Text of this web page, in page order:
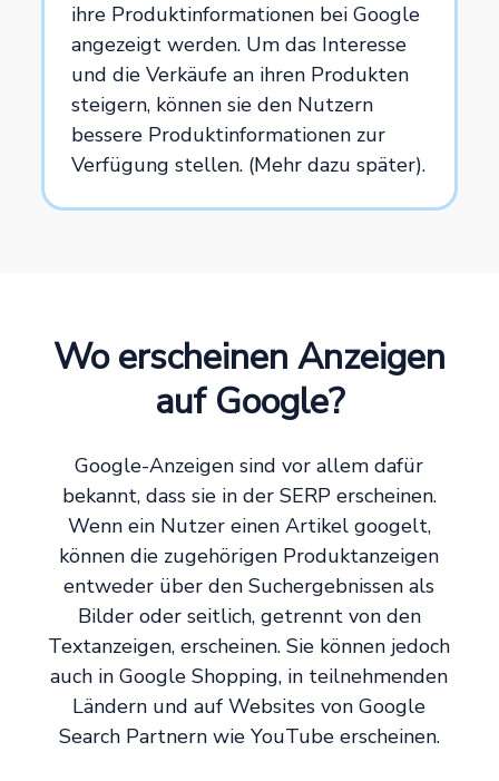
ihre Produktinformationen bei Google
angezeigt werden. Um das Interesse
und die Verkäufe an ihren Produkten
steigern, können sie den Nutzern
bessere Produktinformationen zur
Verfügung stellen. (Mehr dazu später).
Wo erscheinen Anzeigen
auf Google?
Google-Anzeigen sind vor allem dafür
bekannt, dass sie in der SERP erscheinen.
Wenn ein Nutzer einen Artikel googelt,
können die zugehörigen Produktanzeigen
entweder über den Suchergebnissen als
Bilder oder seitlich, getrennt von den
Textanzeigen, erscheinen. Sie können jedoch
auch in Google Shopping, in teilnehmenden
Ländern und auf Websites von Google
Search Partnern wie YouTube erscheinen.